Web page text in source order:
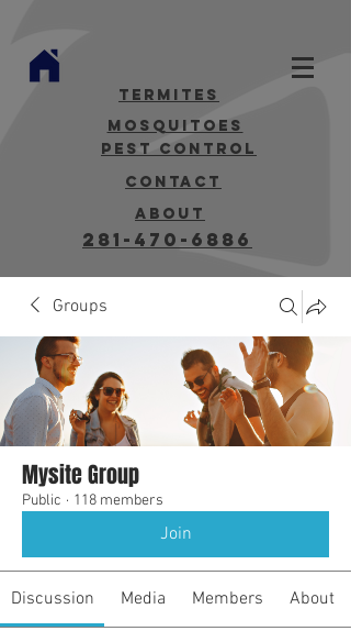
termites
mosquitoes
Pest Control
contact
about
281-470-6886
Groups
Mysite Group
Public · 118 members
Join
Discussion Media Members About